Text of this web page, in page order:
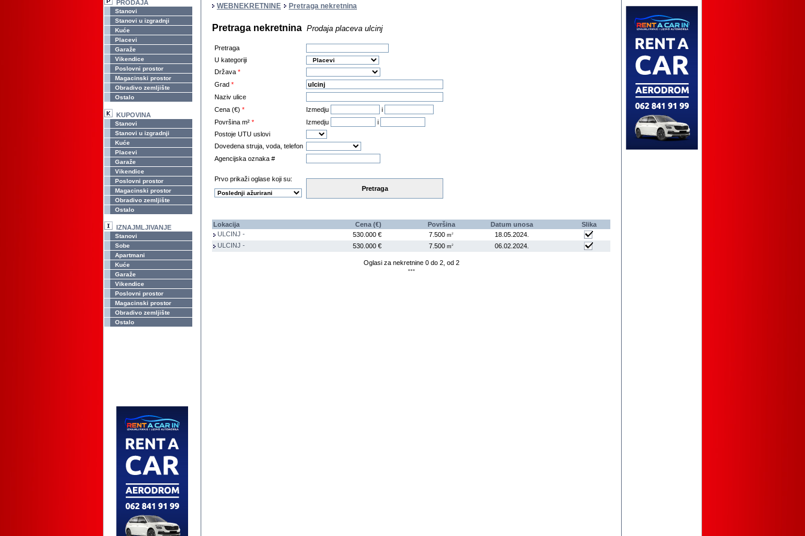
PRODAJA
Stanovi
Stanovi u izgradnji
Kuće
Placevi
Garaže
Vikendice
Poslovni prostor
Magacinski prostor
Obradivo zemljište
Ostalo
KUPOVINA
Stanovi
Stanovi u izgradnji
Kuće
Placevi
Garaže
Vikendice
Poslovni prostor
Magacinski prostor
Obradivo zemljište
Ostalo
IZNAJMLJIVANJE
Stanovi
Sobe
Apartmani
Kuće
Garaže
Vikendice
Poslovni prostor
Magacinski prostor
Obradivo zemljište
Ostalo
WEBNEKRETNINE Pretraga nekretnina
Pretraga nekretnina Prodaja placeva ulcinj
Pretraga
U kategoriji
Država *
Grad *
Naziv ulice
Cena (€) * Izmedju
i
Površina m² * Izmedju
i
Postoje UTU uslovi
Dovedena struja, voda, telefon
Agencijska oznaka #
Prvo prikaži oglase koji su:
Pretraga
Lokacija Cena (€) Površina Datum unosa
Slika
ULCINJ -
530.000 € 7.500 m2 18.05.2024
ULCINJ -
530.000 € 7.500 m2 06.02.2024
Oglasi za nekretnine 0 do 2, od 2
•••